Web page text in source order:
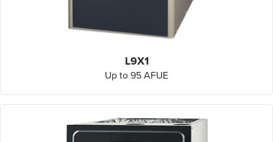
L9X1
Up to 95 AFUE